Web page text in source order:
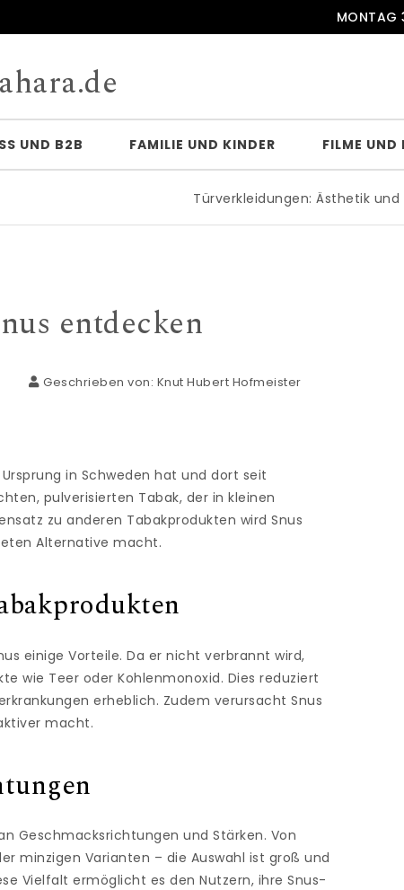
MONTAG
UND B2B FAMILIE UND KINDER FILME UND
Türverkleidungen: Ästhetik und
entdecken
Geschrieben von: Knut Hubert Hofmeister
in Schweden hat und dort seit
pulverisierten Tabak, der in kleinen
zu anderen Tabakprodukten wird Snus
Alternative macht.
einige Vorteile. Da er nicht verbrannt wird,
wie Teer oder Kohlenmonoxid. Dies reduziert
erheblich. Zudem verursacht Snus
macht.
Geschmacksrichtungen und Stärken. Von
minzigen Varianten – die Auswahl ist groß und
Vielfalt ermöglicht es den Nutzern, ihre Snus-